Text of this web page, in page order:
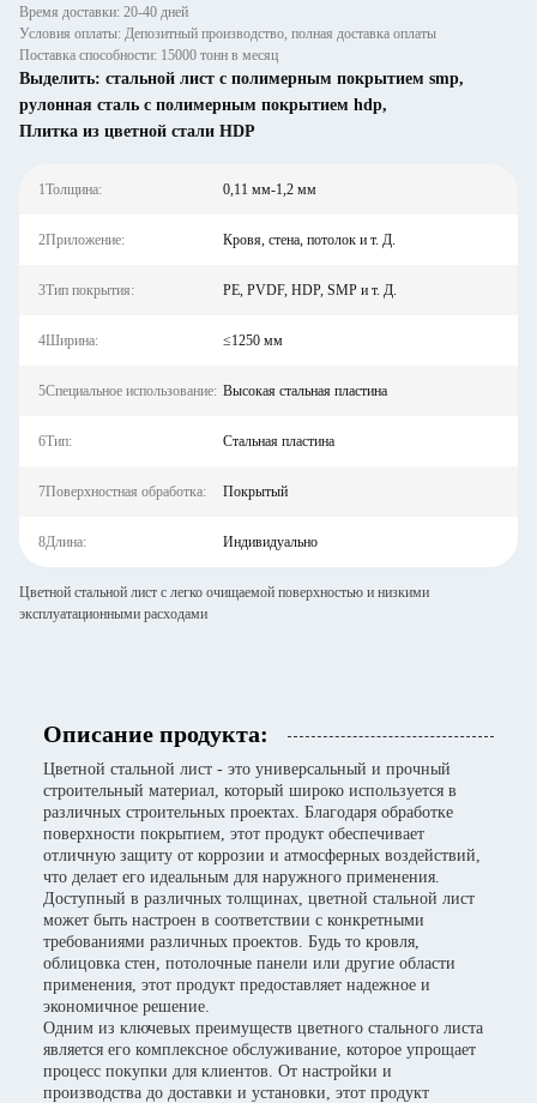
Время доставки: 20-40 дней
Условия оплаты: Депозитный производство, полная доставка оплаты
Поставка способности: 15000 тонн в месяц
Выделить: стальной лист с полимерным покрытием smp,
рулонная сталь с полимерным покрытием hdp,
Плитка из цветной стали HDP
1Толщина: 0,11 мм-1,2 мм
2Приложение: Кровя, стена, потолок и т. Д.
3Тип покрытия: PE, PVDF, HDP, SMP и т. Д.
4Ширина: ≤1250 мм
5Специальное использование: Высокая стальная пластина
6Тип: Стальная пластина
7Поверхностная обработка: Покрытый
8Длина: Индивидуально
Цветной стальной лист с легко очищаемой поверхностью и низкими
эксплуатационными расходами
Описание продукта:
Цветной стальной лист - это универсальный и прочный
строительный материал, который широко используется в
различных строительных проектах. Благодаря обработке
поверхности покрытием, этот продукт обеспечивает
отличную защиту от коррозии и атмосферных воздействий,
что делает его идеальным для наружного применения.
Доступный в различных толщинах, цветной стальной лист
может быть настроен в соответствии с конкретными
требованиями различных проектов. Будь то кровля,
облицовка стен, потолочные панели или другие области
применения, этот продукт предоставляет надежное и
экономичное решение.
Одним из ключевых преимуществ цветного стального листа
является его комплексное обслуживание, которое упрощает
процесс покупки для клиентов. От настройки и
производства до доставки и установки, этот продукт